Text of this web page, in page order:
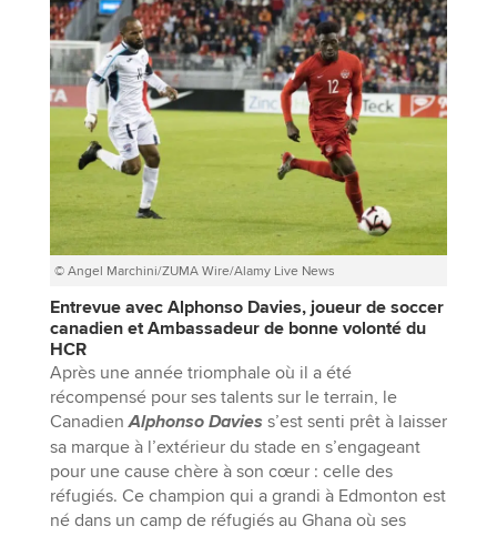
© Angel Marchini/ZUMA Wire/Alamy Live News
Entrevue avec Alphonso Davies, joueur de soccer
canadien et Ambassadeur de bonne volonté du
HCR
Après une année triomphale où il a été
récompensé pour ses talents sur le terrain, le
CanadienAlphonso Davies s’est senti prêt à laisser
sa marque à l’extérieur du stade en s’engageant
pour une cause chère à son cœur : celle des
réfugiés. Ce champion qui a grandi à Edmonton est
né dans un camp de réfugiés au Ghana où ses